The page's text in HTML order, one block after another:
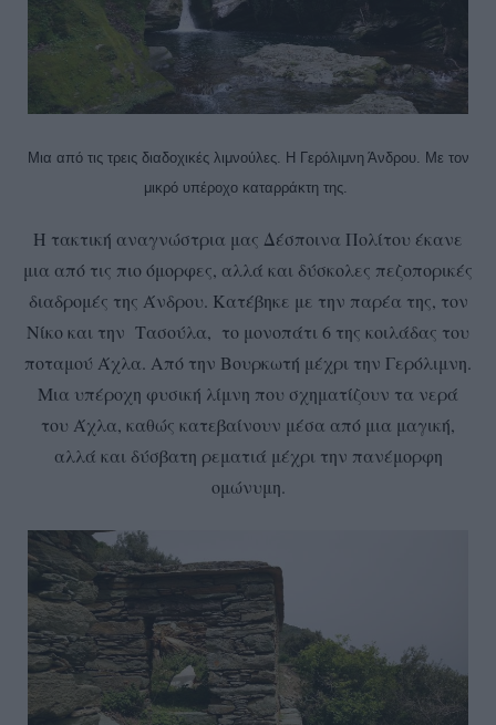
Μια από τις τρεις διαδοχικές λιμνούλες. Η Γερόλιμνη Άνδρου. Με τον
μικρό υπέροχο καταρράκτη της.
Η τακτική αναγνώστρια μας Δέσποινα Πολίτου έκανε
μια από τις πιο όμορφες, αλλά και δύσκολες πεζοπορικές
διαδρομές της Άνδρου. Κατέβηκε με την παρέα της, τον
Νίκο και την Τασούλα, το μονοπάτι 6 της κοιλάδας του
ποταμού Άχλα. Από την Βουρκωτή μέχρι την Γερόλιμνη.
Μια υπέροχη φυσική λίμνη που σχηματίζουν τα νερά
του Άχλα, καθώς κατεβαίνουν μέσα από μια μαγική,
αλλά και δύσβατη ρεματιά μέχρι την πανέμορφη
ομώνυμη.